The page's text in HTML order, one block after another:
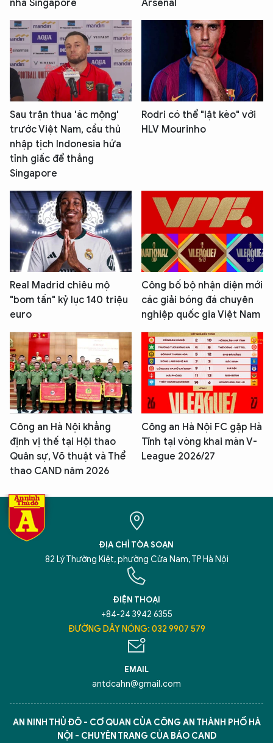
nhà Singapore
Arsenal
Sau trận thua 'ác mộng'
trước Việt Nam, cầu thủ
nhập tịch Indonesia hứa
tỉnh giấc để thắng
Singapore
Rodri có thể "lật kèo" với
HLV Mourinho
Real Madrid chiêu mộ
"bom tấn" kỷ lục 140 triệu
euro
Công bố bộ nhận diện mới
các giải bóng đá chuyên
nghiệp quốc gia Việt Nam
Công an Hà Nội khẳng
định vị thế tại Hội thao
Quân sự, Võ thuật và Thể
thao CAND năm 2026
Công an Hà Nội FC gặp Hà
Tĩnh tại vòng khai màn V-
League 2026/27
ĐỊA CHỈ TÒA SOẠN
82 Lý Thường Kiệt, phường Cửa Nam, TP Hà Nội
ĐIỆN THOẠI
+84-24 3942 6355
ĐƯỜNG DÂY NÓNG: 032 9907 579
EMAIL
antdcahn@gmail.com
AN NINH THỦ ĐÔ - CƠ QUAN CỦA CÔNG AN THÀNH PHỐ HÀ
NỘI - CHUYÊN TRANG CỦA BÁO CAND